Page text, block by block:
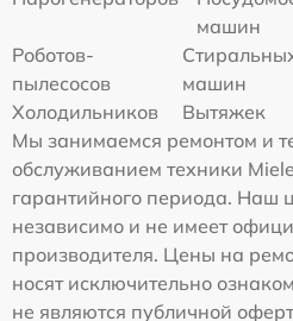
машин
Роботов-
пылесосов
машин
Холодильников
Вытяжек
Мы занимаемся ремонтом и
обслуживанием техники
гарантийного периода. Наш
независимо и не имеет
производителя. Цены на
носят исключительно
не являются публичной